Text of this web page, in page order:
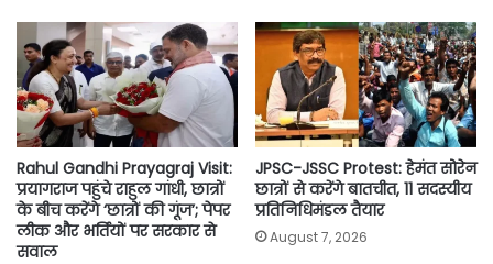
Rahul Gandhi Prayagraj Visit:
प्रयागराज पहुंचे राहुल गांधी, छात्रों
के बीच करेंगे ‘छात्रों की गूंज’; पेपर
लीक और भर्तियों पर सरकार से
सवाल
JPSC-JSSC Protest: हेमंत सोरेन
छात्रों से करेंगे बातचीत, 11 सदस्यीय
प्रतिनिधिमंडल तैयार
August 7, 2026